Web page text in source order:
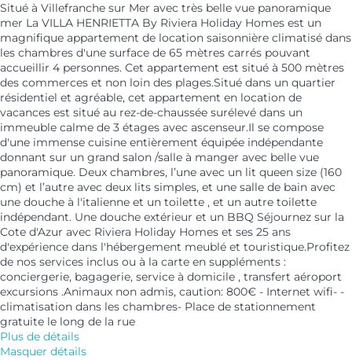
Situé à Villefranche sur Mer avec très belle vue panoramique
mer La VILLA HENRIETTA By Riviera Holiday Homes est un
magnifique appartement de location saisonnière climatisé dans
les chambres d'une surface de 65 mètres carrés pouvant
accueillir 4 personnes. Cet appartement est situé à 500 mètres
des commerces et non loin des plages.Situé dans un quartier
résidentiel et agréable, cet appartement en location de
vacances est situé au rez-de-chaussée surélevé dans un
immeuble calme de 3 étages avec ascenseur.Il se compose
d'une immense cuisine entièrement équipée indépendante
donnant sur un grand salon /salle à manger avec belle vue
panoramique. Deux chambres, l’une avec un lit queen size (160
cm) et l’autre avec deux lits simples, et une salle de bain avec
une douche à l'italienne et un toilette , et un autre toilette
indépendant. Une douche extérieur et un BBQ Séjournez sur la
Cote d'Azur avec Riviera Holiday Homes et ses 25 ans
d'expérience dans l'hébergement meublé et touristique.Profitez
de nos services inclus ou à la carte en suppléments :
conciergerie, bagagerie, service à domicile , transfert aéroport
excursions .Animaux non admis, caution: 800€ - Internet wifi- -
climatisation dans les chambres- Place de stationnement
gratuite le long de la rue
Plus de détails
Masquer détails